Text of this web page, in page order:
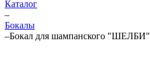
Каталог
–
Бокалы
–Бокал для шампанского "ШЕЛБИ"